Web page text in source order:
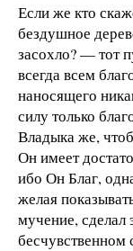
Если же кто
бездушное
засохло? — тот
всегда всем
наносящего
силу только
Владыка же,
Он имеет
ибо Он Благ,
желая
мучение, сделал
бесчувственном